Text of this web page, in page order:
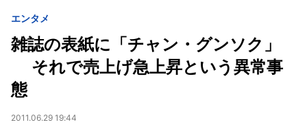
エンタメ
雑誌の表紙に「チャン・グンソク」
それで売上げ急上昇という異常事
態
2011.06.29 19:44